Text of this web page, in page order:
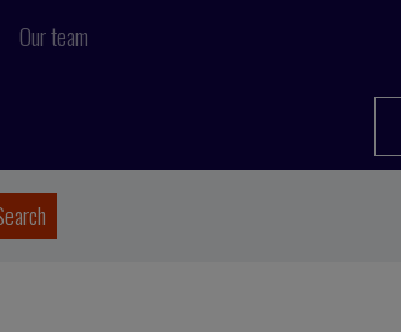
Our team